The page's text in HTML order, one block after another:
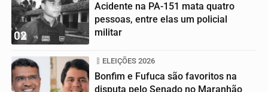
02
Acidente na PA-151 mata quatro
pessoas, entre elas um policial
militar
ELEIÇÕES 2026
Bonfim e Fufuca são favoritos na
disputa pelo Senado no Maranhão